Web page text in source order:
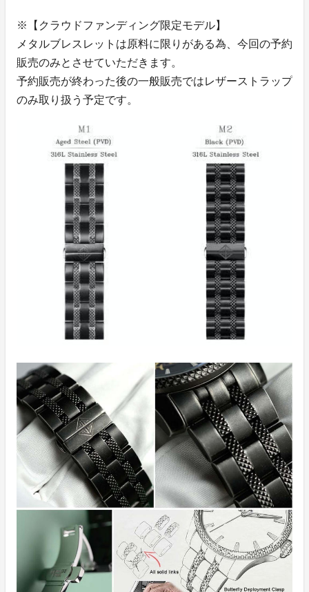
※【クラウドファンディング限定モデル】
メタルブレスレットは原料に限りがある為、今回の予約
販売のみとさせていただきます。
予約販売が終わった後の一般販売ではレザーストラップ
のみ取り扱う予定です。